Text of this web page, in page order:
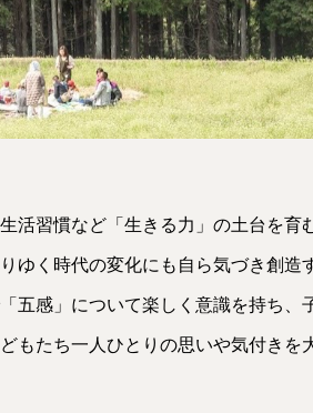
活習慣など「生きる力」の土台を育
ゆく時代の変化にも自ら気づき創造
五感」について楽しく意識を持ち、
もたち一人ひとりの思いや気付きを